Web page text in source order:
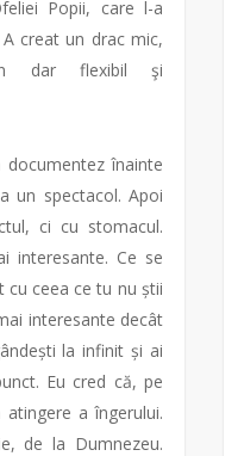
Popii, care l-a
creat un drac mic,
dar flexibil şi
înainte
un spectacol. Apoi
ci cu stomacul.
interesante. Ce se
cu ceea ce tu nu știi
interesante decât
la infinit și ai
Eu cred că, pe
a îngerului.
de la Dumnezeu.